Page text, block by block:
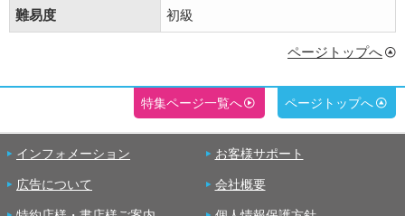
難易度 初級
ページトップへ
特集ページ一覧へ ページトップへ
インフォメーション お客様サポート
広告について 会社概要